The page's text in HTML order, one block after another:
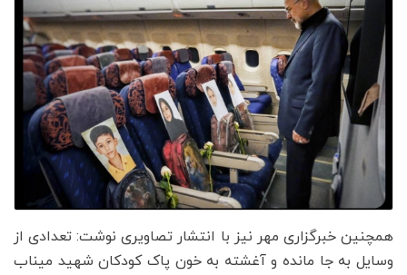
همچنین خبرگزاری مهر نیز با انتشار تصاویری نوشت: تعدادی از
وسایل به جا مانده و آغشته به خون پاک کودکان شهید میناب